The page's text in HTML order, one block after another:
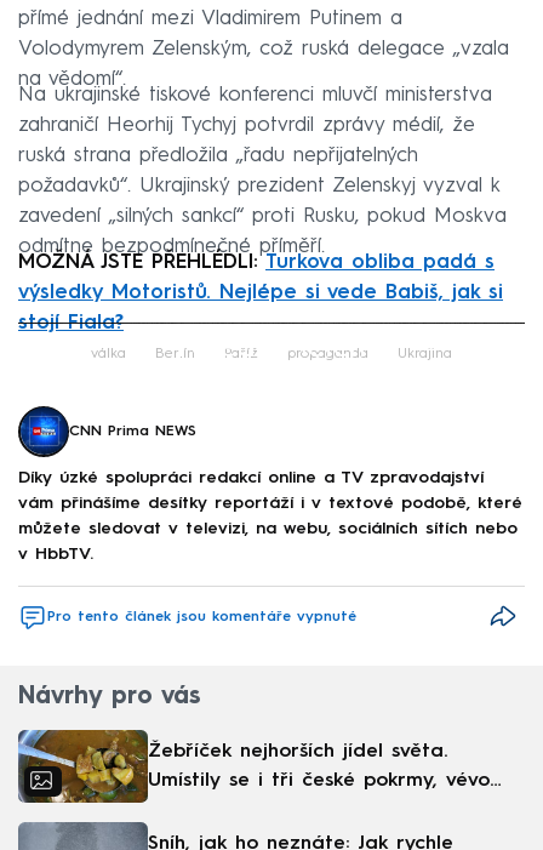
přímé jednání mezi Vladimirem Putinem a
Volodymyrem Zelenským, což ruská delegace „vzala
na vědomí“.
Na ukrajinské tiskové konferenci mluvčí ministerstva
zahraničí Heorhij Tychyj potvrdil zprávy médií, že
ruská strana předložila „řadu nepřijatelných
požadavků“. Ukrajinský prezident Zelenskyj vyzval k
zavedení „silných sankcí“ proti Rusku, pokud Moskva
odmítne bezpodmínečné příměří.
MOŽNÁ JSTE PŘEHLÉDLI: Turkova obliba padá s
výsledky Motoristů. Nejlépe si vede Babiš, jak si
stojí Fiala?
Failed to fetch
válka Berlín Paříž propaganda Ukrajina
CNN Prima NEWS
Díky úzké spolupráci redakcí online a TV zpravodajství
vám přinášíme desítky reportáží i v textové podobě, které
můžete sledovat v televizi, na webu, sociálních sítích nebo
v HbbTV.
Pro tento článek jsou komentáře vypnuté
Návrhy pro vás
Žebříček nejhorších jídel světa.
Umístily se i tři české pokrmy, vévodí
Sníh, jak ho neznáte: Jak rychle